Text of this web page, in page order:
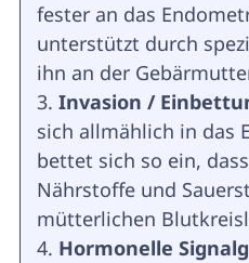
fester an das
unterstützt durch
ihn an der
Invasion /
sich allmählich in das
bettet sich so ein,
Nährstoffe und
mütterlichen
Hormonelle